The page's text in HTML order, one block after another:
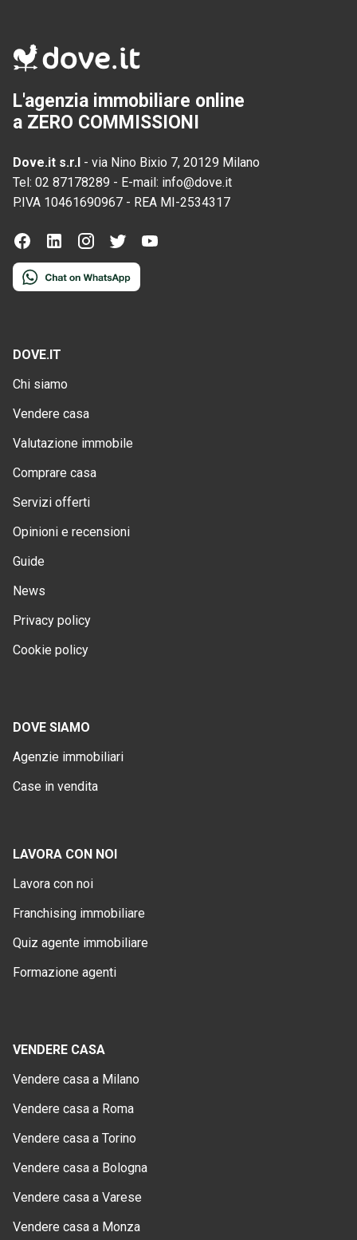
L'agenzia immobiliare online
a ZERO COMMISSIONI
Dove.it s.r.l - via Nino Bixio 7, 20129 Milano
Tel: 02 87178289 - E-mail: info@dove.it
P.IVA 10461690967 - REA MI-2534317
DOVE.IT
Chi siamo
Vendere casa
Valutazione immobile
Comprare casa
Servizi offerti
Opinioni e recensioni
Guide
News
Privacy policy
Cookie policy
DOVE SIAMO
Agenzie immobiliari
Case in vendita
LAVORA CON NOI
Lavora con noi
Franchising immobiliare
Quiz agente immobiliare
Formazione agenti
VENDERE CASA
Vendere casa a Milano
Vendere casa a Roma
Vendere casa a Torino
Vendere casa a Bologna
Vendere casa a Varese
Vendere casa a Monza